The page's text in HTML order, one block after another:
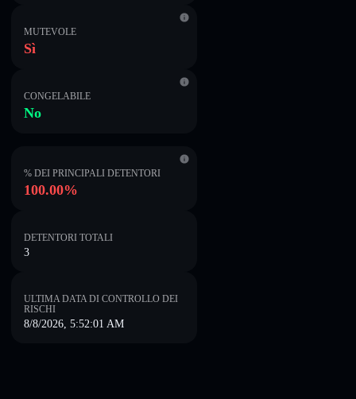
MUTEVOLE
Sì
CONGELABILE
No
% DEI PRINCIPALI DETENTORI
100.00%
DETENTORI TOTALI
3
ULTIMA DATA DI CONTROLLO DEI
RISCHI
8/8/2026, 5:52:01 AM